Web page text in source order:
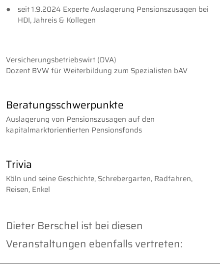
seit 1.9.2024 Experte Auslagerung Pensionszusagen bei
HDI, Jahreis & Kollegen
Versicherungsbetriebswirt (DVA)
Dozent BVW für Weiterbildung zum Spezialisten bAV
Beratungsschwerpunkte
Auslagerung von Pensionszusagen auf den
kapitalmarktorientierten Pensionsfonds
Trivia
Köln und seine Geschichte, Schrebergarten, Radfahren,
Reisen, Enkel
Dieter Berschel ist bei diesen
Veranstaltungen ebenfalls vertreten: